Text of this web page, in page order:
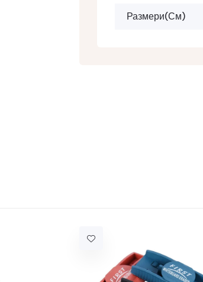
Размери(см)